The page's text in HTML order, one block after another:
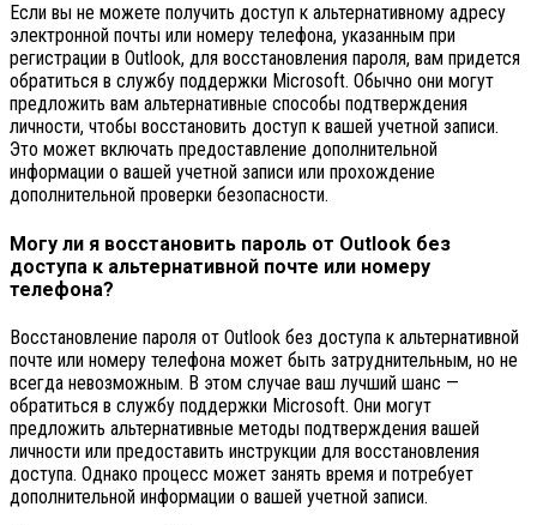
Если вы не можете получить доступ к альтернативному адресу
электронной почты или номеру телефона, указанным при
регистрации в Outlook, для восстановления пароля, вам придется
обратиться в службу поддержки Microsoft. Обычно они могут
предложить вам альтернативные способы подтверждения
личности, чтобы восстановить доступ к вашей учетной записи.
Это может включать предоставление дополнительной
информации о вашей учетной записи или прохождение
дополнительной проверки безопасности.
Могу ли я восстановить пароль от Outlook без
доступа к альтернативной почте или номеру
телефона?
Восстановление пароля от Outlook без доступа к альтернативной
почте или номеру телефона может быть затруднительным, но не
всегда невозможным. В этом случае ваш лучший шанс —
обратиться в службу поддержки Microsoft. Они могут
предложить альтернативные методы подтверждения вашей
личности или предоставить инструкции для восстановления
доступа. Однако процесс может занять время и потребует
дополнительной информации о вашей учетной записи.